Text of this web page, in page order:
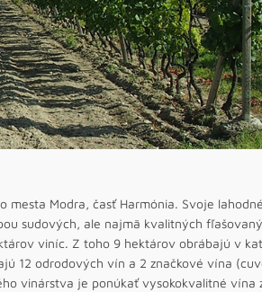
Modra, časť Harmónia. Svoje
sudových, ale najmä kvalitných
viníc. Z toho 9 hektárov obrábajú v
12 odrodových vín a 2 značkové vína
vinárstva je ponúkať vysokokvalitné vína